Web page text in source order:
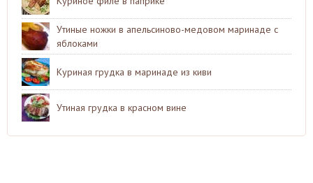
Утиные ножки в апельсиново-медовом маринаде с
яблоками
Куриная грудка в маринаде из киви
Утиная грудка в красном вине